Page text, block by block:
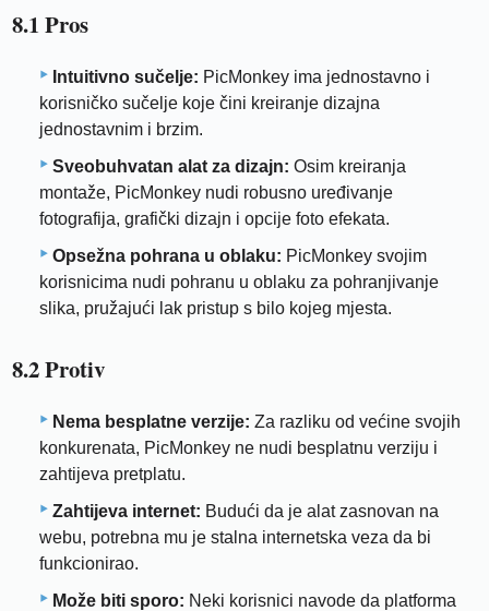
8.1 Pros
Intuitivno sučelje: PicMonkey ima jednostavno i
korisničko sučelje koje čini kreiranje dizajna
jednostavnim i brzim.
Sveobuhvatan alat za dizajn: Osim kreiranja
montaže, PicMonkey nudi robusno uređivanje
fotografija, grafički dizajn i opcije foto efekata.
Opsežna pohrana u oblaku: PicMonkey svojim
korisnicima nudi pohranu u oblaku za pohranjivanje
slika, pružajući lak pristup s bilo kojeg mjesta.
8.2 Protiv
Nema besplatne verzije: Za razliku od većine svojih
konkurenata, PicMonkey ne nudi besplatnu verziju i
zahtijeva pretplatu.
Zahtijeva internet: Budući da je alat zasnovan na
webu, potrebna mu je stalna internetska veza da bi
funkcionirao.
Može biti sporo: Neki korisnici navode da platforma